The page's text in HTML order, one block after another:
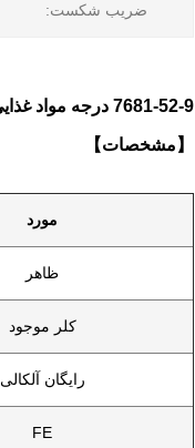
ضریب شکست:
7681-52-9 درجه مواد غذایی هیپوکلریت سدیم
【مشخصات】
مورد
ظاهر
کلر موجود
رایگان آلکالی
FE